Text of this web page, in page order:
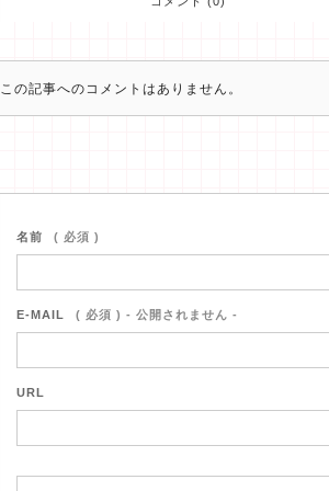
この記事へのコメントはありません。
名前 ( 必須 )
E-MAIL ( 必須 ) - 公開されません -
URL